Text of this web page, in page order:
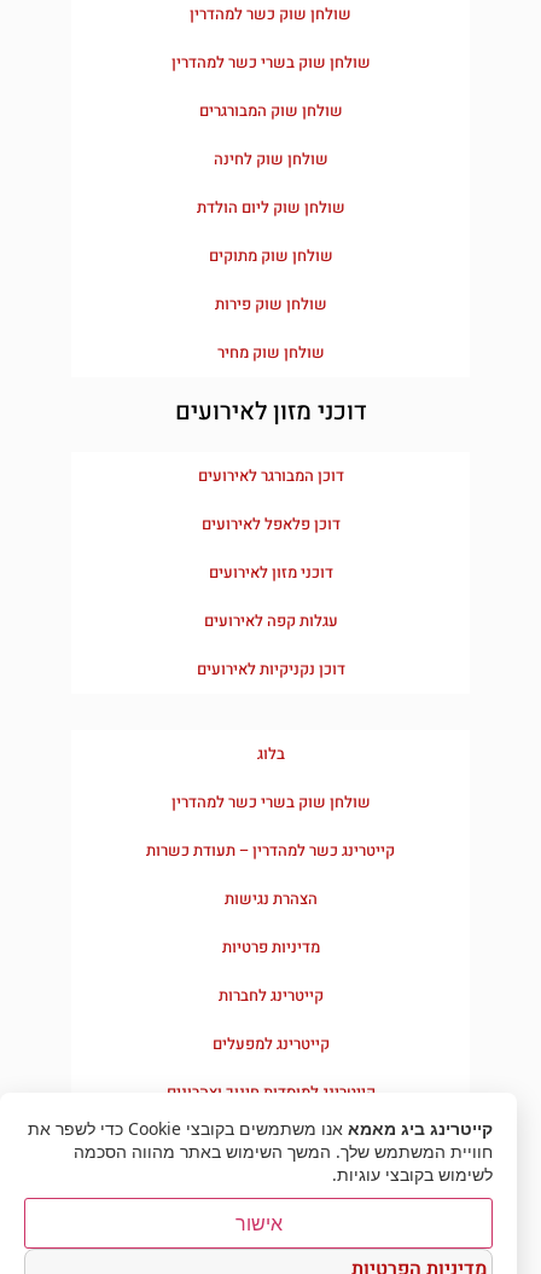
שולחן שוק כשר למהדרין
שולחן שוק בשרי כשר למהדרין
שולחן שוק המבורגרים
שולחן שוק לחינה
שולחן שוק ליום הולדת
שולחן שוק מתוקים
שולחן שוק פירות
שולחן שוק מחיר
דוכני מזון לאירועים
דוכן המבורגר לאירועים
דוכן פלאפל לאירועים
דוכני מזון לאירועים
עגלות קפה לאירועים
דוכן נקניקיות לאירועים
בלוג
שולחן שוק בשרי כשר למהדרין
קייטרינג כשר למהדרין – תעודת כשרות
הצהרת נגישות
מדיניות פרטיות
קייטרינג לחברות
קייטרינג למפעלים
קייטרינג למוסדות חינוך וצהרונים
קייטרינג ביג מאמא
אנו משתמשים בקובצי Cookie כדי לשפר את
חוויית המשתמש שלך. המשך השימוש באתר מהווה הסכמה
לשימוש בקובצי עוגיות.
אישור